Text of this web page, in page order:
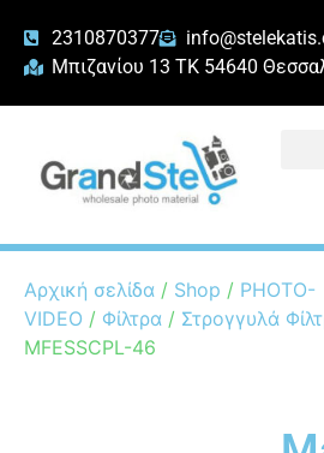
2310870377
Μπιζανίου 13 ΤΚ 54640
Αρχική σελίδα / Shop / PHOTO-
VIDEO / Φίλτρα / Στρογγυλά
MFESSCPL-46